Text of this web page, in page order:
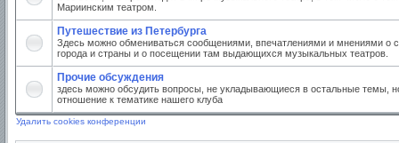
Мариинским театром.
Путешествие из Петербурга
Здесь можно обмениваться сообщениями, впечатлениями и мнениями о
города и страны и о посещении там выдающихся музыкальных театров.
Прочие обсуждения
здесь можно обсудить вопросы, не укладывающиеся в остальные темы,
отношение к тематике нашего клуба
Удалить cookies конференции